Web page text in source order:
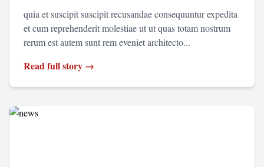
quia et suscipit suscipit recusandae consequuntur expedita
et cum reprehenderit molestiae ut ut quas totam nostrum
rerum est autem sunt rem eveniet architecto...
Read full story →